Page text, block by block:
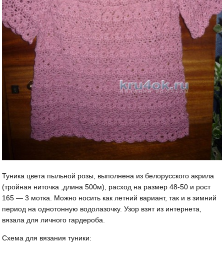
Туника цвета пыльной розы, выполнена из белорусского акрила
(тройная ниточка ,длина 500м), расход на размер 48-50 и рост
165 — 3 мотка. Можно носить как летний вариант, так и в зимний
период на однотонную водолазочку. Узор взят из интернета,
вязала для личного гардероба.
Схема для вязания туники: